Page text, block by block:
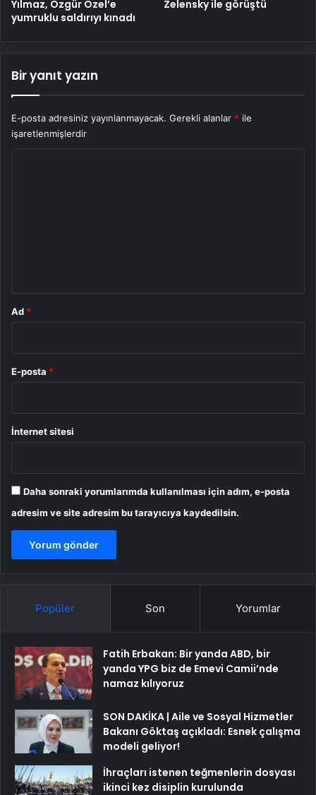
Yılmaz, Özgür Özel’e
yumruklu saldırıyı kınadı
Zelensky ile görüştü
Bir yanıt yazın
E-posta adresiniz yayınlanmayacak. Gerekli alanlar * ile
işaretlenmişlerdir
Ad *
E-posta *
İnternet sitesi
Daha sonraki yorumlarımda kullanılması için adım, e-posta
adresim ve site adresim bu tarayıcıya kaydedilsin.
Popüler Son Yorumlar
Fatih Erbakan: Bir yanda ABD, bir
yanda YPG biz de Emevi Camii’nde
namaz kılıyoruz
SON DAKİKA | Aile ve Sosyal Hizmetler
Bakanı Göktaş açıkladı: Esnek çalışma
modeli geliyor!
İhraçları istenen teğmenlerin dosyası
ikinci kez disiplin kurulunda